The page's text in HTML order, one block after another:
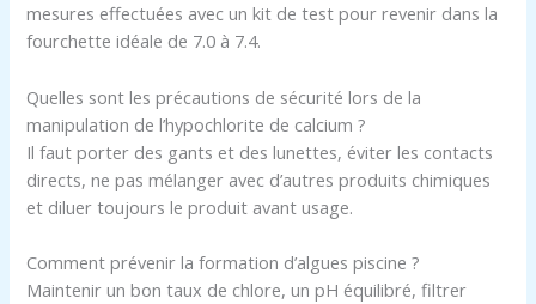
mesures effectuées avec un kit de test pour revenir dans la
fourchette idéale de 7.0 à 7.4.
Quelles sont les précautions de sécurité lors de la
manipulation de l’hypochlorite de calcium ?
Il faut porter des gants et des lunettes, éviter les contacts
directs, ne pas mélanger avec d’autres produits chimiques
et diluer toujours le produit avant usage.
Comment prévenir la formation d’algues piscine ?
Maintenir un bon taux de chlore, un pH équilibré, filtrer